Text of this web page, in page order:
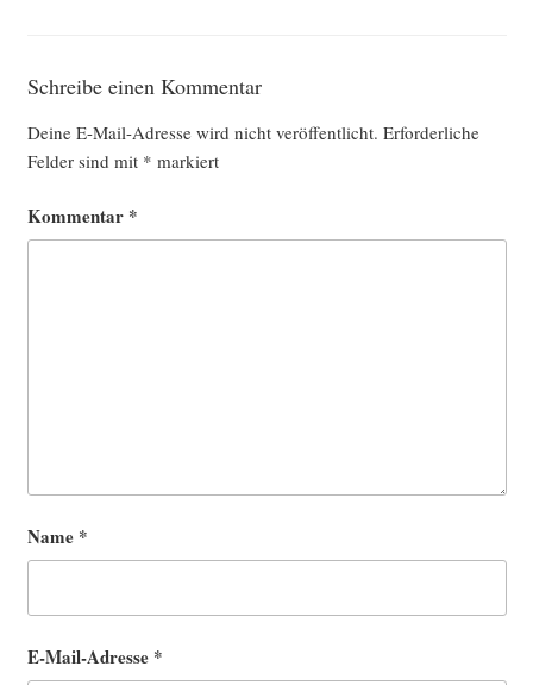
Schreibe einen Kommentar
Deine E-Mail-Adresse wird nicht veröffentlicht. Erforderliche
Felder sind mit * markiert
Kommentar *
Name *
E-Mail-Adresse *